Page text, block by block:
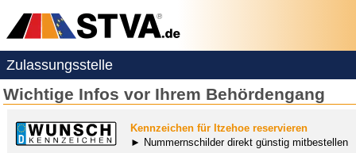
Zulassungsstelle
Wichtige Infos vor Ihrem Behördengang
Kennzeichen für Itzehoe reservieren
► Nummernschilder direkt günstig mitbestellen